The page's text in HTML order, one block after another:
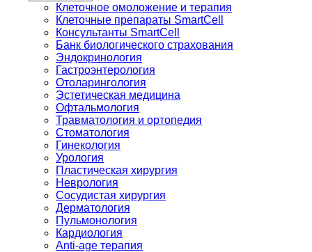
Клеточное омоложение и терапия
Клеточные препараты SmartCell
Консультанты SmartCell
Банк биологического страхования
Эндокринология
Гастроэнтерология
Отоларингология
Эстетическая медицина
Офтальмология
Травматология и ортопедия
Стоматология
Гинекология
Урология
Пластическая хирургия
Неврология
Сосудистая хирургия
Дерматология
Пульмонология
Кардиология
Anti-age терапия